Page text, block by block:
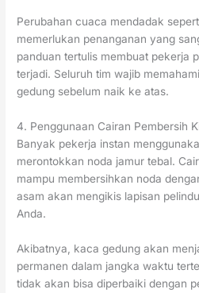
Perubahan cuaca mendadak
memerlukan penanganan yang
panduan tertulis membuat pekerja
terjadi. Seluruh tim wajib
gedung sebelum naik ke atas.
4. Penggunaan Cairan Pembersih
Banyak pekerja instan
merontokkan noda jamur tebal.
mampu membersihkan noda
asam akan mengikis lapisan
Anda.
Akibatnya, kaca gedung akan
permanen dalam jangka waktu
tidak akan bisa diperbaiki dengan